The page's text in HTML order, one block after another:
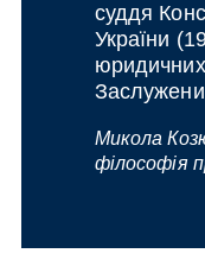
суддя
України
Микола
філософія